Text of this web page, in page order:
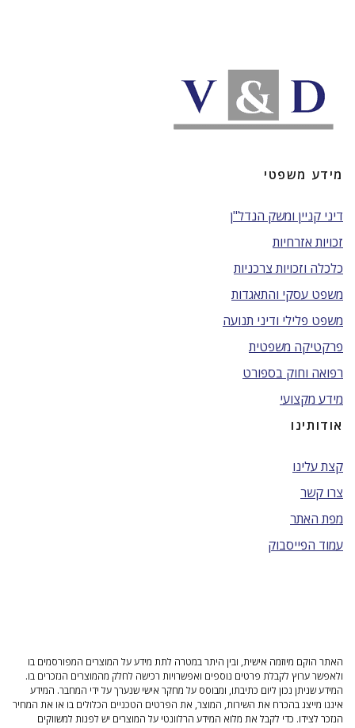
מידע משפטי
דיני קניין ומשק הנדל"ן
זכויות אזרחיות
כלכלה וזכויות צרכניות
משפט עסקי והתאגדות
משפט פלילי ודיני תנועה
פרקטיקה משפטית
רפואה וחוק בספורט
מידע מקצועי
אודותינו
קצת עלינו
צרו קשר
מפת האתר
עמוד הפייסבוק
האתר הוקם מיוזמה אישית, ובין היתר במטרה לתת מידע על המוצרים המפורסמים בו
ולאפשר ערוץ לקבלת פרטים נוספים ואפשרויות רכישה לחלק מהמוצרים הנזכרים בו.
המידע שניתן נכון ליום כתיבתו, ומבוסס על מחקר אישי שנערך על ידי המחבר. המידע
איננו מייצג בהכרח את השירות, המוצר, את הפרטים הטכניים הכלולים בו או את המחיר
הנזכר לצידו. כדי לקבל את מלוא המידע הרלוונטי על המוצרים יש לפנות למשווקים